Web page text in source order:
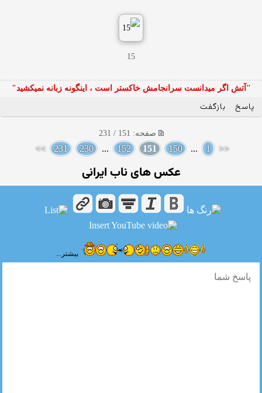
15
"آتش اگر ميدانست سرانجامش خاكستر است ، اينگونه زبانه نميكشيد"
پاسخ بازگفت
صفحه: 151 / 231
<<
1
...
150
151
152
...
230
231
>>
عکس های ناب ایرانی
بیشتر...